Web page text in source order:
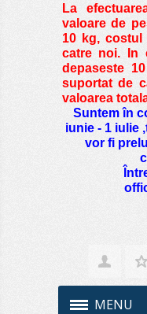
La
valoare de
10 kg, costul
catre noi. In
depaseste
suportat de
valoarea
Suntem în
iunie - 1 iulie
vor fi
MENU